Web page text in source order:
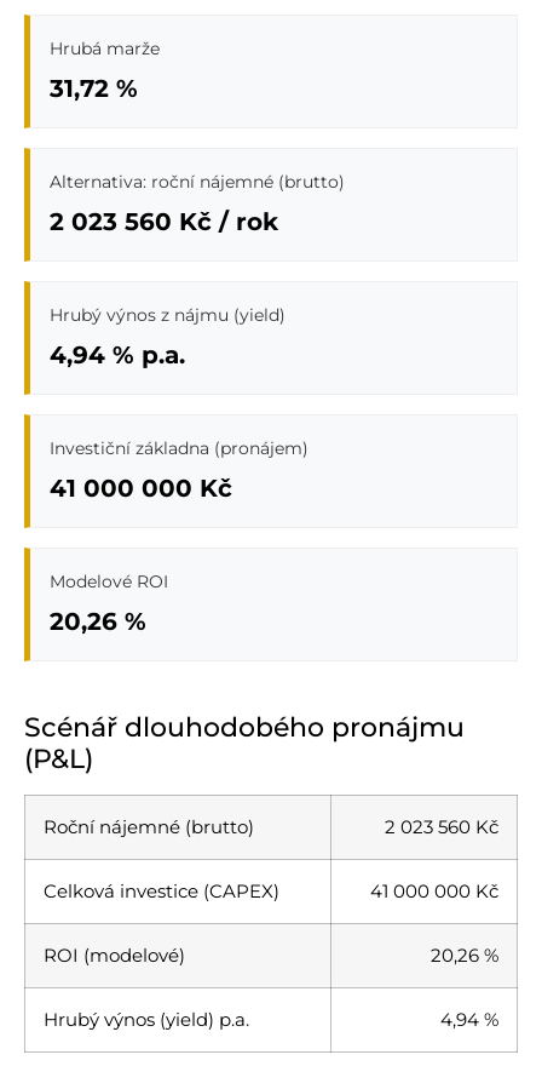
Hrubá marže
31,72 %
Alternativa: roční nájemné (brutto)
2 023 560 Kč / rok
Hrubý výnos z nájmu (yield)
4,94 % p.a.
Investiční základna (pronájem)
41 000 000 Kč
Modelové ROI
20,26 %
Scénář dlouhodobého pronájmu
(P&L)
Roční nájemné (brutto) 2 023 560 Kč
Celková investice (CAPEX) 41 000 000 Kč
ROI (modelové) 20,26 %
Hrubý výnos (yield) p.a. 4,94 %